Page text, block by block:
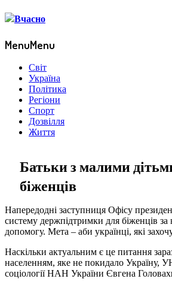
MenuMenu
Світ
Україна
Політика
Регіони
Спорт
Дозвілля
Життя
Батьки з малими
біженців
Напередодні заступниця Офісу
систему держпідтримки для біженців
допомогу. Мета – аби українці, які
Наскільки актуальним є це питання
населенням, яке не покидало Україну,
соціології НАН України Євгена